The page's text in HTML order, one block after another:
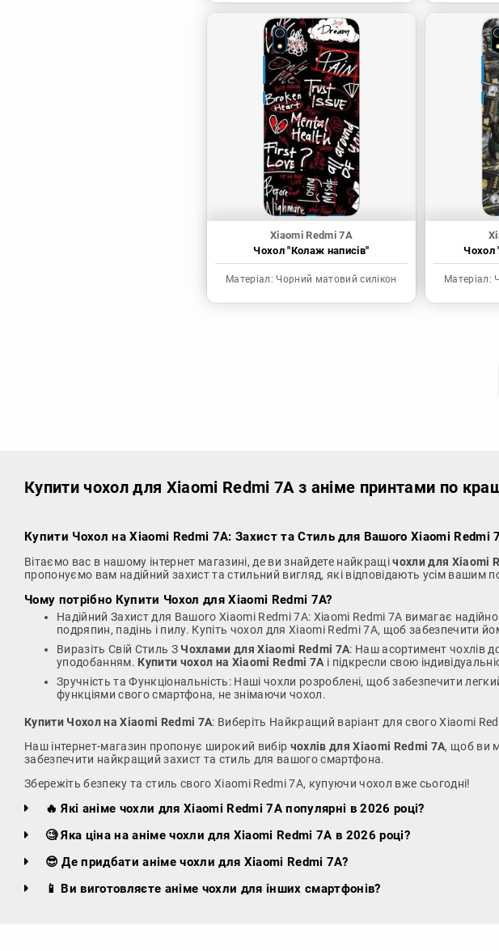
Xiaomi Redmi 7A
Чохол "Колаж написів"
Матеріал: Чорний матовий силікон
Чохол
Матеріал:
Купити чохол для Xiaomi Redmi 7A з аніме принтами по
Купити Чохол на Xiaomi Redmi 7A: Захист та Стиль для Вашого Xiaomi Redmi
Вітаємо вас в нашому інтернет магазині, де ви знайдете найкращічохли для Xiaomi
пропонуємо вам надійний захист та стильний вигляд, які відповідають усім вашим
Чому потрібно Купити Чохол для Xiaomi Redmi 7A?
Надійний Захист для Вашого Xiaomi Redmi 7A: Xiaomi Redmi 7A вимагає
подряпин, падінь і пилу. Купіть чохол для Xiaomi Redmi 7A, щоб забезпечити
Виразіть Свій Стиль З Чохлами для Xiaomi Redmi 7A: Наш асортимент чохлів
уподобанням. Купити чохол на Xiaomi Redmi 7A і підкресли свою
Зручність та Функціональність: Наші чохли розроблені, щоб забезпечити
функціями свого смартфона, не знімаючи чохол.
Купити Чохол на Xiaomi Redmi 7A: Виберіть Найкращий варіант для свого Xiaomi
Наш інтернет-магазин пропонує широкий вибір чохлів для Xiaomi Redmi 7A, щоб ви
забезпечити найкращий захист та стиль для вашого смартфона.
Збережіть безпеку та стиль свого Xiaomi Redmi 7A, купуючи чохол вже сьогодні!
🔥 Які аніме чохли для Xiaomi Redmi 7A популярні в 2026 році?
🧐 Яка ціна на аніме чохли для Xiaomi Redmi 7A в 2026 році?
😎 Де придбати аніме чохли для Xiaomi Redmi 7A?
📱 Ви виготовляєте аніме чохли для інших смартфонів?